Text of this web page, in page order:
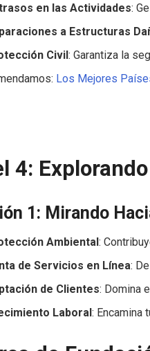
en las Actividades:
a Estructuras
Civil: Garantiza la
Los Mejores
4:
1: Mirando
Ambiental:
de Servicios en Línea:
de Clientes: Domina
Laboral: Encamina